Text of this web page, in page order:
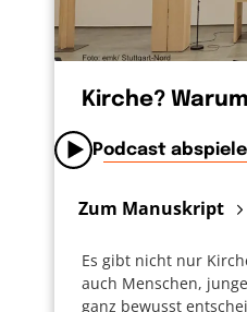
Kirche?
Podcast
Zum Manuskript
Es gibt nicht nur
auch Menschen,
ganz bewusst